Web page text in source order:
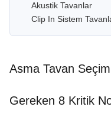
Akustik Tavanlar
Clip In Sistem
Asma Tavan
Gereken 8 Kritik